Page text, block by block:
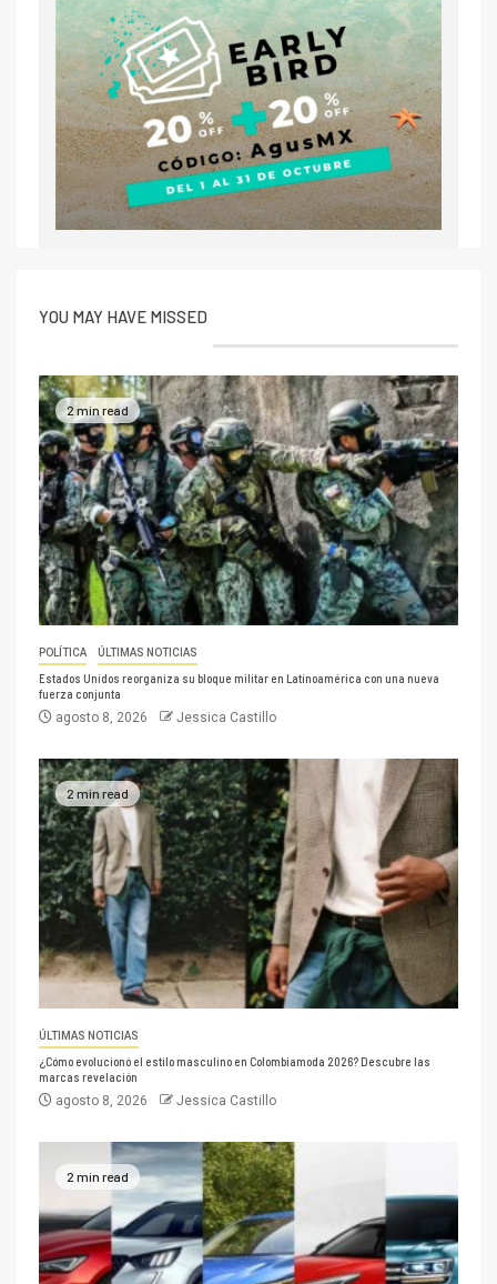
YOU MAY HAVE MISSED
2 min read
POLÍTICA ÚLTIMAS NOTICIAS
Estados Unidos reorganiza su bloque militar en Latinoamérica con una nueva
fuerza conjunta
agosto 8, 2026 Jessica Castillo
2 min read
ÚLTIMAS NOTICIAS
¿Cómo evolucionó el estilo masculino en Colombiamoda 2026? Descubre las
marcas revelación
agosto 8, 2026 Jessica Castillo
2 min read